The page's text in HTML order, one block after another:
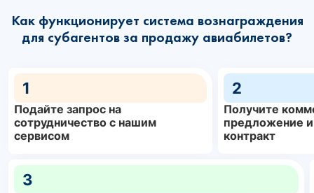
Как функционирует система вознаграждения
для субагентов за продажу авиабилетов?
1
Подайте запрос на
сотрудничество с нашим
сервисом
2
Получите
предложение
контракт
3